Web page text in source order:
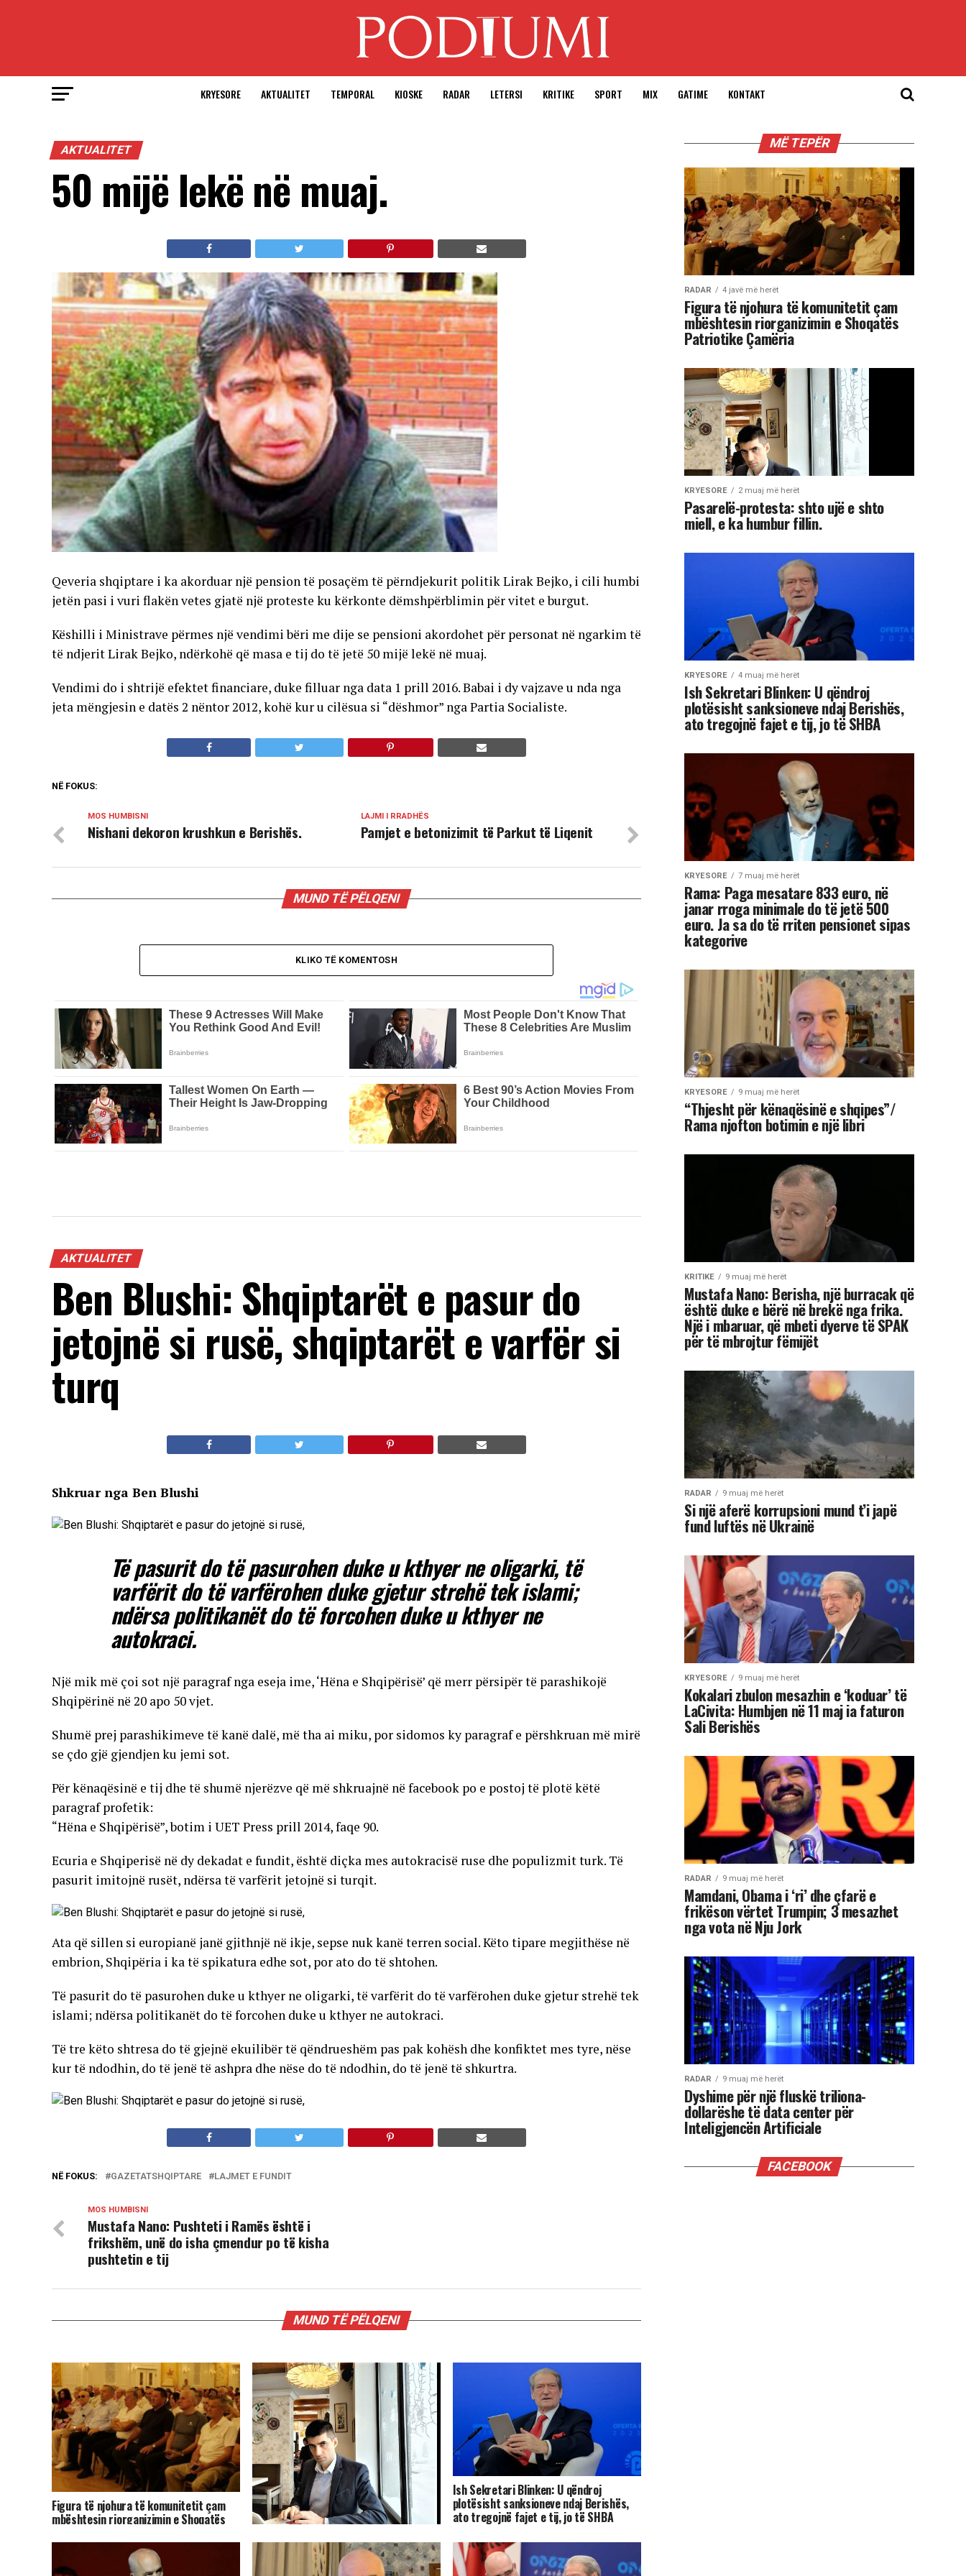
KRYESORE AKTUALITET TEMPORAL KIOSKE RADAR LETERSI KRITIKE SPORT MIX GATIME KONTAKT
AKTUALITET
50 mijë lekë në muaj.
Qeveria shqiptare i ka akorduar një pension të posaçëm të përndjekurit politik Lirak Bejko, i cili humbi
jetën pasi i vuri flakën vetes gjatë një proteste ku kërkonte dëmshpërblimin për vitet e burgut.
Këshilli i Ministrave përmes një vendimi bëri me dije se pensioni akordohet për personat në ngarkim të
të ndjerit Lirak Bejko, ndërkohë që masa e tij do të jetë 50 mijë lekë në muaj.
Vendimi do i shtrijë efektet financiare, duke filluar nga data 1 prill 2016. Babai i dy vajzave u nda nga
jeta mëngjesin e datës 2 nëntor 2012, kohë kur u cilësua si “dëshmor” nga Partia Socialiste.
NË FOKUS:
LAJMI I RRADHËS
Pamjet e betonizimit të Parkut të Liqenit
MOS HUMBISNI
Nishani dekoron krushkun e Berishës.
MUND TË PËLQENI
KLIKO TË KOMENTOSH
AKTUALITET
Ben Blushi: Shqiptarët e pasur do
jetojnë si rusë, shqiptarët e varfër si
turq
Shkruar nga Ben Blushi
Të pasurit do të pasurohen duke u kthyer ne oligarki, të
varfërit do të varfërohen duke gjetur strehë tek islami;
ndërsa politikanët do të forcohen duke u kthyer ne
autokraci.
Një mik më çoi sot një paragraf nga eseja ime, ‘Hëna e Shqipërisë’ që merr përsipër të parashikojë
Shqipërinë në 20 apo 50 vjet.
Shumë prej parashikimeve të kanë dalë, më tha ai miku, por sidomos ky paragraf e përshkruan më mirë
se çdo gjë gjendjen ku jemi sot.
Për kënaqësinë e tij dhe të shumë njerëzve që më shkruajnë në facebook po e postoj të plotë këtë
paragraf profetik:
“Hëna e Shqipërisë”, botim i UET Press prill 2014, faqe 90.
Ecuria e Shqiperisë në dy dekadat e fundit, është diçka mes autokracisë ruse dhe populizmit turk. Të
pasurit imitojnë rusët, ndërsa të varfërit jetojnë si turqit.
Ata që sillen si europianë janë gjithnjë në ikje, sepse nuk kanë terren social. Këto tipare megjithëse në
embrion, Shqipëria i ka të spikatura edhe sot, por ato do të shtohen.
Të pasurit do të pasurohen duke u kthyer ne oligarki, të varfërit do të varfërohen duke gjetur strehë tek
islami; ndërsa politikanët do të forcohen duke u kthyer ne autokraci.
Të tre këto shtresa do të gjejnë ekuilibër të qëndrueshëm pas pak kohësh dhe konfiktet mes tyre, nëse
kur të ndodhin, do të jenë të ashpra dhe nëse do të ndodhin, do të jenë të shkurtra.
NË FOKUS: GAZETATSHQIPTARE LAJMET E FUNDIT
MOS HUMBISNI
Mustafa Nano: Pushteti i Ramës është i
frikshëm, unë do isha çmendur po të kisha
pushtetin e tij
MUND TË PËLQENI
Figura të njohura të komunitetit çam
mbështesin riorganizimin e Shoqatës
Pasarelë-protesta: shto ujë e shto
miell, e ka humbur fillin.
Ish Sekretari Blinken: U qëndroj
plotësisht sanksioneve ndaj Berishës,
ato tregojnë fajet e tij, jo të SHBA
MË TEPËR
RADAR 4 javë më herët
Figura të njohura të komunitetit çam
mbështesin riorganizimin e Shoqatës
Patriotike Çamëria
KRYESORE 2 muaj më herët
Pasarelë-protesta: shto ujë e shto
miell, e ka humbur fillin.
KRYESORE 4 muaj më herët
Ish Sekretari Blinken: U qëndroj
plotësisht sanksioneve ndaj Berishës,
ato tregojnë fajet e tij, jo të SHBA
KRYESORE 7 muaj më herët
Rama: Paga mesatare 833 euro, në
janar rroga minimale do të jetë 500
euro. Ja sa do të rriten pensionet sipas
kategorive
KRYESORE 9 muaj më herët
“Thjesht për kënaqësinë e shqipes”/
Rama njofton botimin e një libri
KRITIKE 9 muaj më herët
Mustafa Nano: Berisha, një burracak që
është duke e bërë në brekë nga frika.
Një i mbaruar, që mbeti dyerve të SPAK
për të mbrojtur fëmijët
RADAR 9 muaj më herët
Si një aferë korrupsioni mund t’i japë
fund luftës në Ukrainë
KRYESORE 9 muaj më herët
Kokalari zbulon mesazhin e ‘koduar’ të
LaCivita: Humbjen në 11 maj ia faturon
Sali Berishës
RADAR 9 muaj më herët
Mamdani, Obama i ‘ri’ dhe çfarë e
frikëson vërtet Trumpin; 3 mesazhet
nga vota në Nju Jork
RADAR 9 muaj më herët
Dyshime për një fluskë triliona-
dollarëshe të data center për
Inteligjencën Artificiale
FACEBOOK